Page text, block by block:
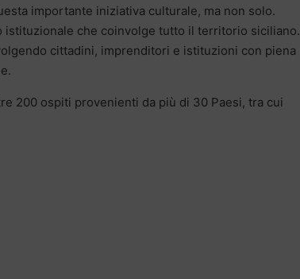
importante iniziativa culturale, ma non solo.
istituzionale che coinvolge tutto il territorio siciliano.
cittadini, imprenditori e istituzioni con piena
200 ospiti provenienti da più di 30 Paesi, tra cui